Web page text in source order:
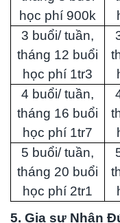
học phí 900k
3 buổi/ tuần,
tháng 12 buổi
học phí 1tr3
4 buổi/ tuần,
tháng 16 buổi
học phí 1tr7
5 buổi/ tuần,
tháng 20 buổi
học phí 2tr1
5. Gia sư Nhân